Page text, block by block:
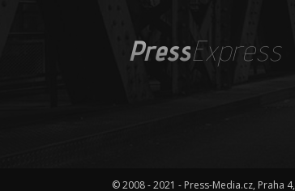
PressExpress
© 2008 - 2021 - Press-Media.cz, Praha 4,